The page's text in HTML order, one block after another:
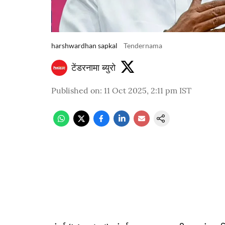
harshwardhan sapkal Tendernama
टेंडरनामा ब्युरो
Published on: 11 Oct 2025, 2:11 pm IST